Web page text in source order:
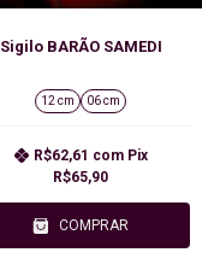
Sigilo BARÃO SAMEDI
12 cm 06 cm
R$65,90
R$62,61 com Pix
COMPRAR